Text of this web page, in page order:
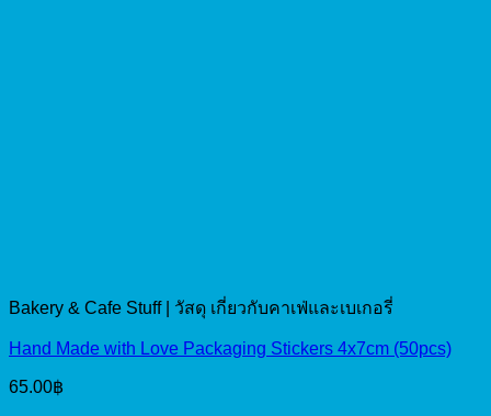
Bakery & Cafe Stuff | วัสดุ เกี่ยวกับคาเฟ่และเบเกอรี่
Hand Made with Love Packaging Stickers 4x7cm (50pcs)
65.00฿